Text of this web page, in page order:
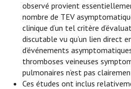
observé provient
nombre de TEV
clinique d’un tel critère
discutable vu qu’un lien direct
d’événements
thromboses veineuses
pulmonaires n’est pas
Ces études ont inclus